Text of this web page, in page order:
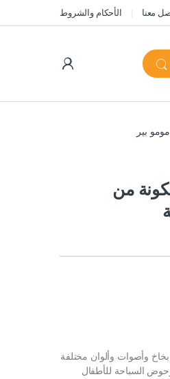
معنا الأحكام والشروط
من
وأصوات وألوان مختلفة
وحوض السباحة للأطفال